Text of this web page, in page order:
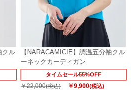
クル
【NARACAMICIE】調温五分袖クル
ーネックカーディガン
タイムセール55%OFF
￥22,000(税込) ￥9,900(税込)